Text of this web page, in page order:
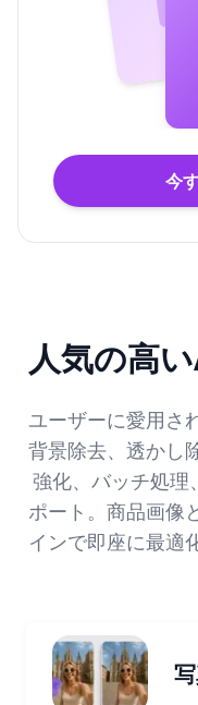
今
人気の高
ユーザーに愛用さ
背景除去、透かし
強化、バッチ処理
ポート。商品画像
インで即座に最適